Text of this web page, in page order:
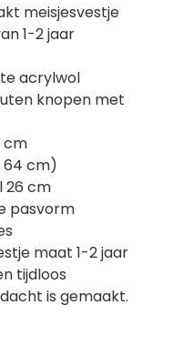
meisjesvestje
1-2 jaar
acrylwol
knopen met
cm
64 cm)
26 cm
pasvorm
maat 1-2 jaar
tijdloos
is gemaakt.